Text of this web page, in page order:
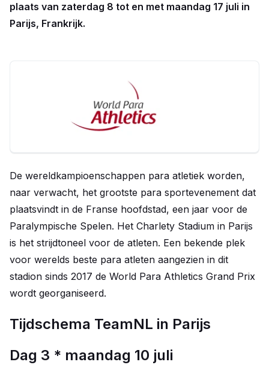
plaats van zaterdag 8 tot en met maandag 17 juli in
Parijs, Frankrijk.
De wereldkampioenschappen para atletiek worden,
naar verwacht, het grootste para sportevenement dat
plaatsvindt in de Franse hoofdstad, een jaar voor de
Paralympische Spelen. Het Charlety Stadium in Parijs
is het strijdtoneel voor de atleten. Een bekende plek
voor werelds beste para atleten aangezien in dit
stadion sinds 2017 de World Para Athletics Grand Prix
wordt georganiseerd.
Tijdschema TeamNL in Parijs
Dag 3 * maandag 10 juli